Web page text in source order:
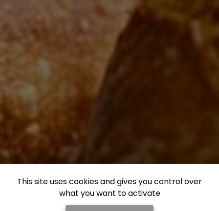
This site uses cookies and gives you control over
what you want to activate